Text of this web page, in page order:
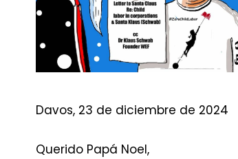
Davos, 23 de diciembre de 2024
Querido Papá Noel,